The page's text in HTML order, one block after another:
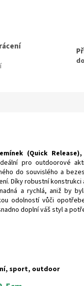
(Quick Release),
pro outdoorové
do souvislého a
Díky robustní
a rychlá, aniž by
odolností vůči
doplní váš styl a
sport, outdoor